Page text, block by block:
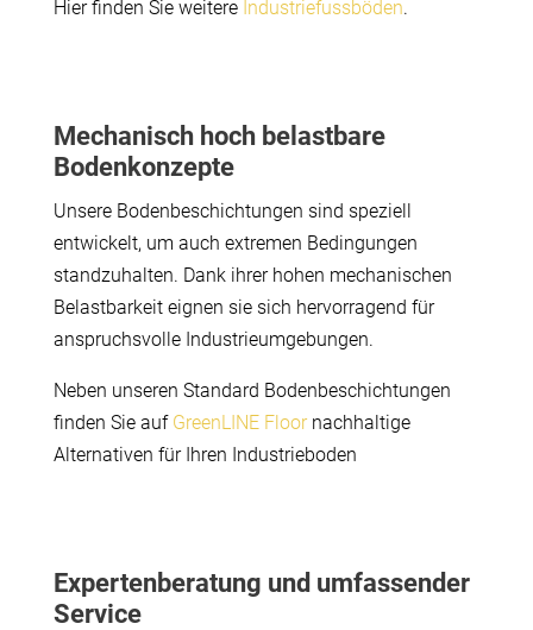
Hier finden Sie weitere Industriefussböden.
Mechanisch hoch belastbare
Bodenkonzepte
Unsere Bodenbeschichtungen sind speziell
entwickelt, um auch extremen Bedingungen
standzuhalten. Dank ihrer hohen mechanischen
Belastbarkeit eignen sie sich hervorragend für
anspruchsvolle Industrieumgebungen.
Neben unseren Standard Bodenbeschichtungen
finden Sie auf GreenLINE Floornachhaltige
Alternativen für Ihren Industrieboden
Expertenberatung und umfassender
Service